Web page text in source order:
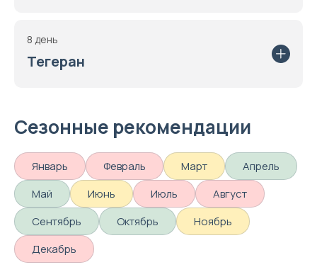
8 день
Тегеран
Сезонные рекомендации
Январь Февраль Март
Апрель
Май
Июнь Июль
Август
Сентябрь
Октябрь
Ноябрь
Декабрь